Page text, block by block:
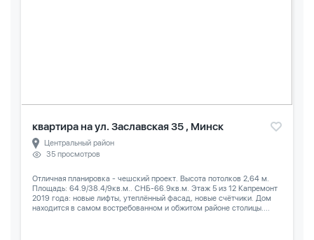
квартира на ул. Заславская 35 , Минск
Центральный район
35 просмотров
Отличная планировка - чешский проект. Высота потолков 2,64 м.
Площадь: 64.9/38.4/9кв.м.. СНБ-66.9кв.м. Этаж 5 из 12 Капремонт
2019 года: новые лифты, утеплённый фасад, новые счётчики. Дом
находится в самом востребованном и обжитом районе столицы....